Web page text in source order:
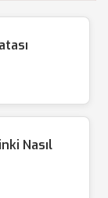
Nasıl